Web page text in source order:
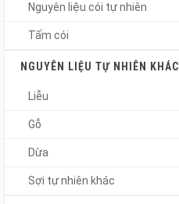
Nguyên liệu cói tự nhiên
Tấm cói
NGUYÊN LIỆU TỰ NHIÊN KHÁC
Liễu
Gỗ
Dừa
Sợi tự nhiên khác